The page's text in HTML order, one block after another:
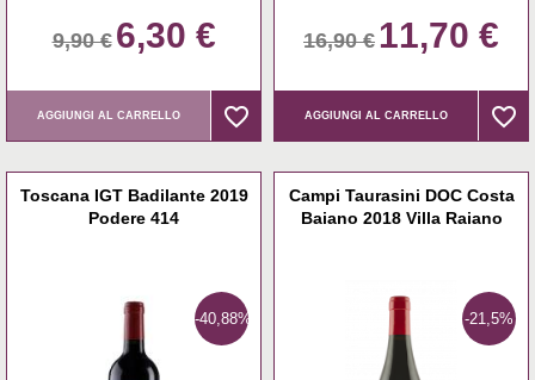
9,90 € 6,30 €
AGGIUNGI AL CARRELLO favorite_border
favorite_border
16,90 € 11,70 €
AGGIUNGI AL CARRELLO favorite_border
favorite_border
Toscana IGT Badilante 2019
Podere 414
-40,88%
Campi Taurasini DOC Costa
Baiano 2018 Villa Raiano
-21,5%